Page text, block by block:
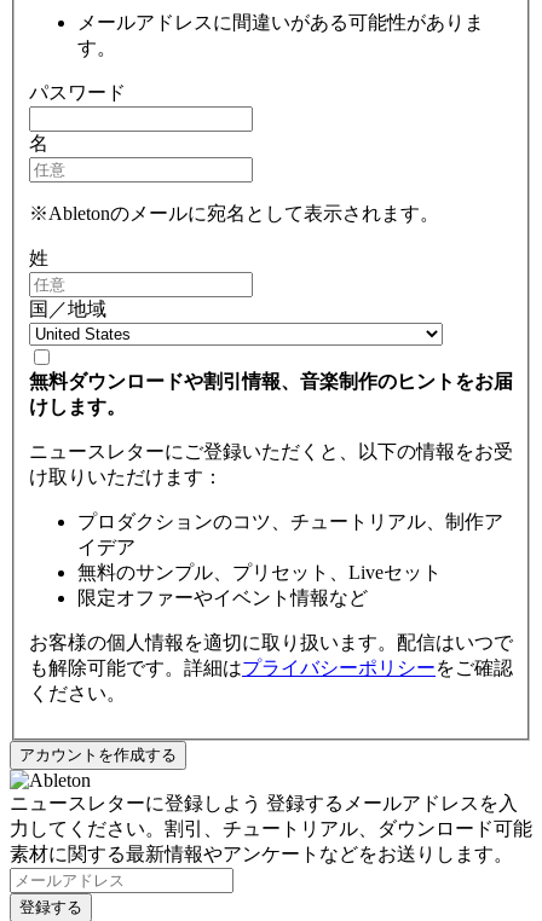
メールアドレスに間違いがある可能性がありま
す。
パスワード
名
※Abletonのメールに宛名として表示されます。
姓
国／地域
無料ダウンロードや割引情報、音楽制作のヒントをお届
けします。
ニュースレターにご登録いただくと、以下の情報をお受
け取りいただけます：
プロダクションのコツ、チュートリアル、制作ア
イデア
無料のサンプル、プリセット、Liveセット
限定オファーやイベント情報など
お客様の個人情報を適切に取り扱います。配信はいつで
も解除可能です。詳細はプライバシーポリシーをご確認
ください。
ニュースレターに登録しよう 登録するメールアドレスを入
力してください。割引、チュートリアル、ダウンロード可能
素材に関する最新情報やアンケートなどをお送りします。